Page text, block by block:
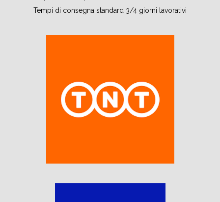
Tempi di consegna standard 3/4 giorni lavorativi